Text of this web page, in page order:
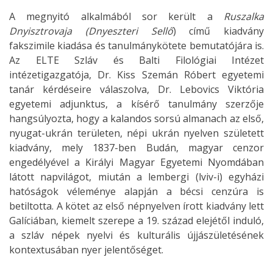
A megnyitó alkalmából sor került a Ruszalka
Dnyisztrovaja (Dnyeszteri Sellő) című kiadvány
fakszimile kiadása és tanulmánykötete bemutatójára is.
Az ELTE Szláv és Balti Filológiai Intézet
intézetigazgatója, Dr. Kiss Szemán Róbert egyetemi
tanár kérdéseire válaszolva, Dr. Lebovics Viktória
egyetemi adjunktus, a kísérő tanulmány szerzője
hangsúlyozta, hogy a kalandos sorsú almanach az első,
nyugat-ukrán területen, népi ukrán nyelven született
kiadvány, mely 1837-ben Budán, magyar cenzor
engedélyével a Királyi Magyar Egyetemi Nyomdában
látott napvilágot, miután a lembergi (lviv-i) egyházi
hatóságok véleménye alapján a bécsi cenzúra is
betiltotta. A kötet az első népnyelven írott kiadvány lett
Galíciában, kiemelt szerepe a 19. század elejétől induló,
a szláv népek nyelvi és kulturális újjászületésének
kontextusában nyer jelentőséget.